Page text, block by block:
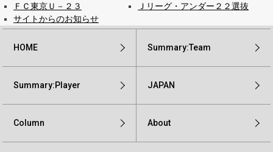
ＦＣ東京Ｕ－２３
Ｊリーグ・アンダー２２選抜
サイトからのお知らせ
HOME Summary:Team
Summary:Player JAPAN
Column About